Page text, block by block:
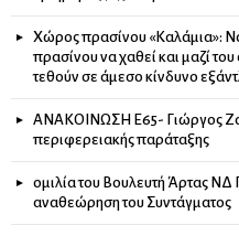
Χώρος πρασίνου «Καλάμια»:
πρασίνου να χαθεί και μαζί
τεθούν σε άμεσο κίνδυνο
ΑΝΑΚΟΙΝΩΣΗ Ε65- Γιώργος
περιφερειακής παράταξης
ομιλία του Βουλευτή Άρτας ΝΔ
αναθεώρηση του Συντάγματος